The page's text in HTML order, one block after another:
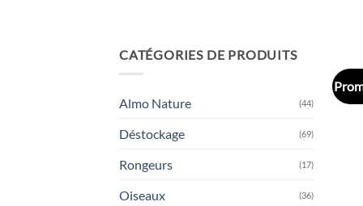
CATÉGORIES DE PRODUITS
Almo Nature (44)
Déstockage (69)
Rongeurs (17)
Oiseaux (36)